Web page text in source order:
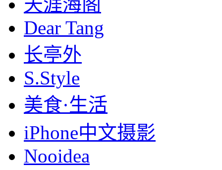
Dear Tang
长亭外
S.Style
美食·生活
iPhone中文摄影
Nooidea